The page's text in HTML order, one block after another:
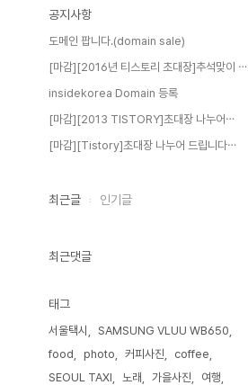
공지사항
도메인 팝니다.(domain sale)
[마감][2016년 티스토리 초대장]추석맞이 ⋯
insidekorea Domain 등록
[마감][2013 TISTORY]초대장 나누어⋯
[마감][Tistory]초대장 나누어 드립니다⋯
최근글 인기글
최근댓글
태그
서울택시
SAMSUNG VLUU WB650
food
photo 커피사진
coffee
SEOUL TAXI
노래 가을사진
여행